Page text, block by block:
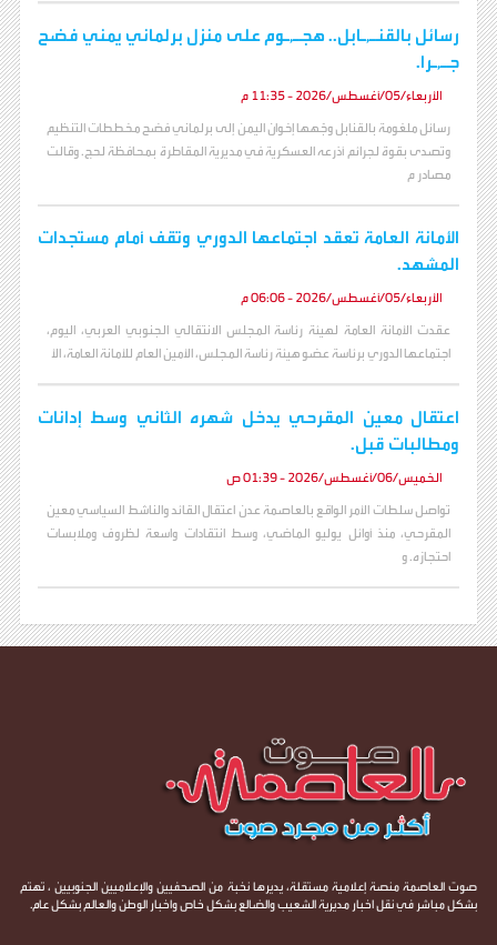
رسائل بالقنـ,ـابل.. هجـ,ـوم على منزل برلماني يمني فضح
جـ,ـرا.
الأربعاء/05/أغسطس/2026 - 11:35 م
رسائل ملغومة بالقنابل وجّهها إخوان اليمن إلى برلماني فضح مخططات التنظيم
وتصدى بقوة لجرائم أذرعه العسكرية في مديرية المقاطرة بمحافظة لحج. وقالت
مصادر م
الأمانة العامة تعقد اجتماعها الدوري وتقف أمام مستجدات
المشهد.
الأربعاء/05/أغسطس/2026 - 06:06 م
عقدت الأمانة العامة لهيئة رئاسة المجلس الانتقالي الجنوبي العربي، اليوم،
اجتماعها الدوري برئاسة عضو هيئة رئاسة المجلس، الأمين العام للأمانة العامة، الأ
اعتقال معين المقرحي يدخل شهره الثاني وسط إدانات
ومطالبات قبل.
الخميس/06/أغسطس/2026 - 01:39 ص
تواصل سلطات الأمر الواقع بالعاصمة عدن اعتقال القائد والناشط السياسي معين
المقرحي، منذ أوائل يوليو الماضي، وسط انتقادات واسعة لظروف وملابسات
احتجازه. و
صوت العاصمة منصة إعلامية مستقلة، يديرها نخبة من الصحفيين والإعلاميين الجنوبيين ، تهتم
بشكل مباشر في نقل اخبار مديرية الشعيب والضالع بشكل خاص واخبار الوطن والعالم بشكل عام.